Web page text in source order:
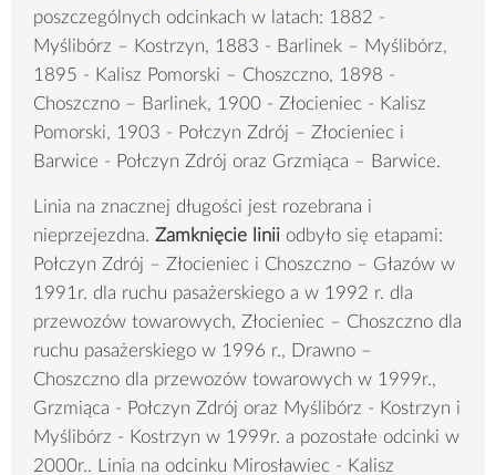
poszczególnych odcinkach w latach: 1882 -
Myślibórz – Kostrzyn, 1883 - Barlinek – Myślibórz,
1895 - Kalisz Pomorski – Choszczno, 1898 -
Choszczno – Barlinek, 1900 - Złocieniec - Kalisz
Pomorski, 1903 - Połczyn Zdrój – Złocieniec i
Barwice - Połczyn Zdrój oraz Grzmiąca – Barwice.
Linia na znacznej długości jest rozebrana i
nieprzejezdna. Zamknięcie linii odbyło się etapami:
Połczyn Zdrój – Złocieniec i Choszczno – Głazów w
1991r. dla ruchu pasażerskiego a w 1992 r. dla
przewozów towarowych, Złocieniec – Choszczno dla
ruchu pasażerskiego w 1996 r., Drawno –
Choszczno dla przewozów towarowych w 1999r.,
Grzmiąca - Połczyn Zdrój oraz Myślibórz - Kostrzyn i
Myślibórz - Kostrzyn w 1999r. a pozostałe odcinki w
2000r.. Linia na odcinku Mirosławiec - Kalisz